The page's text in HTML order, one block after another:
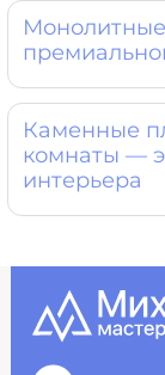
Каменные
комнаты —
интерьера